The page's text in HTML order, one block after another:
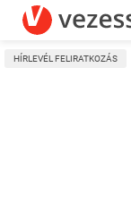
HÍRLEVÉL FELIRATKOZÁS